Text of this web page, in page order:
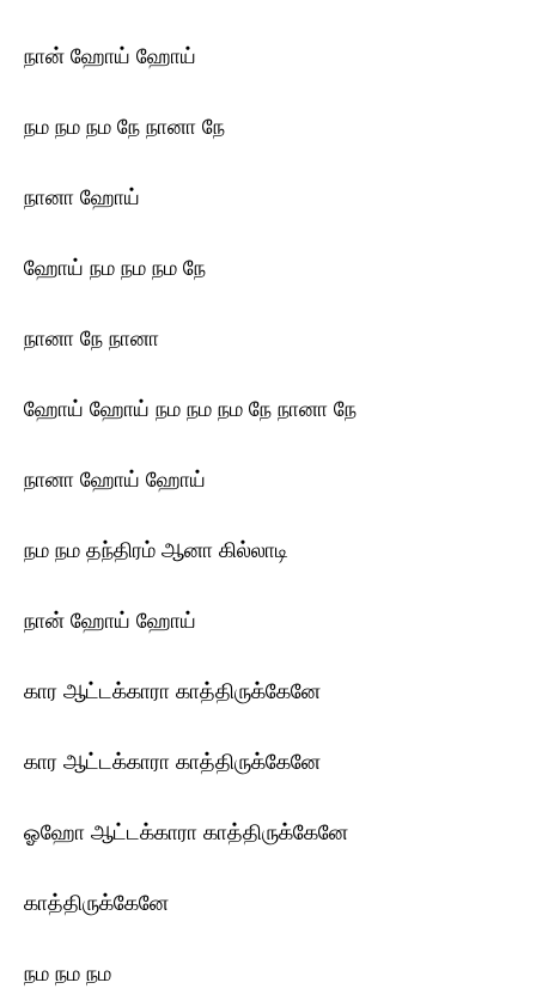
நான் ஹோய் ஹோய்
நம நம நம நே நானா நே
நானா ஹோய்
ஹோய் நம நம நம நே
நானா நே நானா
ஹோய் ஹோய் நம நம நம நே நானா நே
நானா ஹோய் ஹோய்
நம நம தந்திரம் ஆனா கில்லாடி
நான் ஹோய் ஹோய்
கார ஆட்டக்காரா காத்திருக்கேனே
கார ஆட்டக்காரா காத்திருக்கேனே
ஓஹோ ஆட்டக்காரா காத்திருக்கேனே
காத்திருக்கேனே
நம நம நம